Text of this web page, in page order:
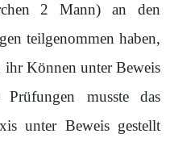
2 Mann) an den
teilgenommen haben,
Können unter Beweis
musste das
unter Beweis gestellt